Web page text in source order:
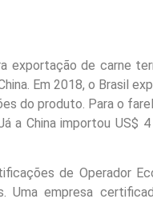
exportação de carne
Em 2018, o Brasil
do produto. Para o
a China importou US$
de Operador
Uma empresa